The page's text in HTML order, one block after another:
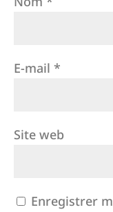
E-mail *
Site web
Enregistrer